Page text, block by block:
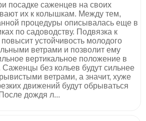
посадке саженцев на своих
их к колышкам. Между тем,
процедуры описывалась еще в
по садоводству. Подвязка к
устойчивость молодого
ветрами и позволит ему
вертикальное положение в
без кольев будут сильнее
ветрами, а значит, хуже
движений будут обрываться
дождя л...